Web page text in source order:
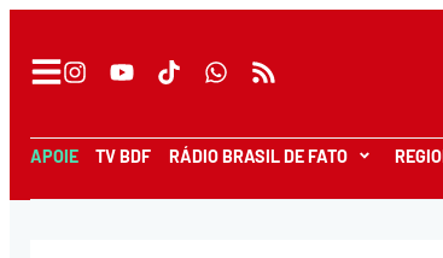
APOIE TV BDF RÁDIO BRASIL DE FATO